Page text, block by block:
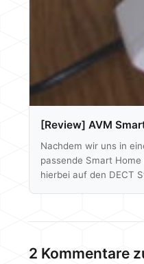
[Review] AVM
Nachdem wir uns in
passende Smart
hierbei auf den DECT
2 Kommentare